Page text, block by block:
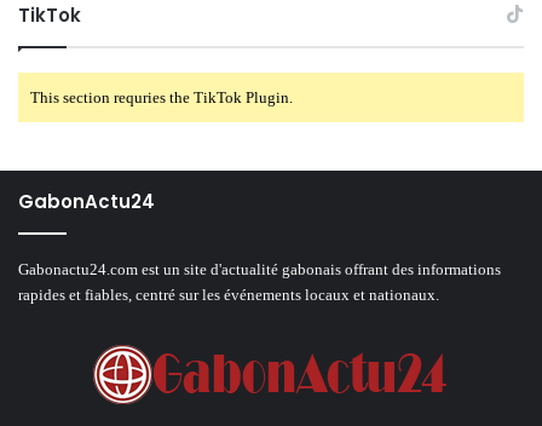
TikTok
This section requries the TikTok Plugin.
GabonActu24
Gabonactu24.com est un site d'actualité gabonais offrant des informations
rapides et fiables, centré sur les événements locaux et nationaux.